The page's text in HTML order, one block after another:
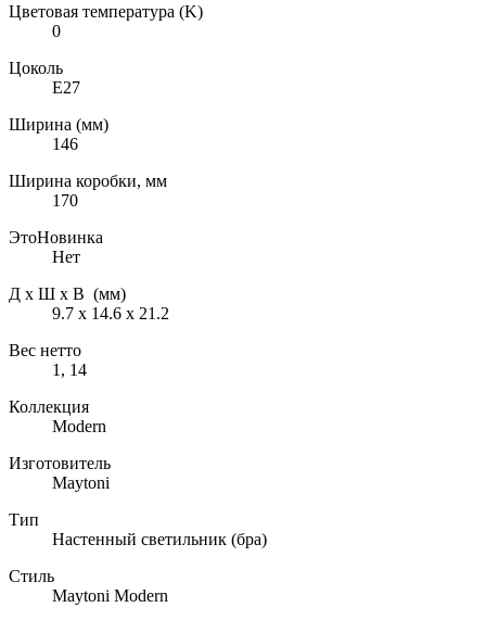
Цветовая температура (K)
0
Цоколь
E27
Ширина (мм)
146
Ширина коробки, мм
170
ЭтоНовинка
Нет
Д х Ш х В (мм)
9.7 х 14.6 х 21.2
Вес нетто
1, 14
Коллекция
Modern
Изготовитель
Maytoni
Тип
Настенный светильник (бра)
Стиль
Maytoni Modern